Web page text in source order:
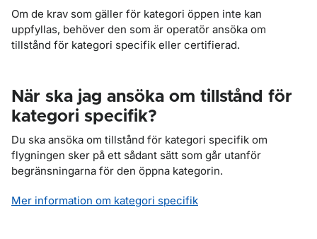
Om de krav som gäller för kategori öppen inte kan
uppfyllas, behöver den som är operatör ansöka om
tillstånd för kategori specifik eller certifierad.
När ska jag ansöka om tillstånd för
kategori specifik?
Du ska ansöka om tillstånd för kategori specifik om
flygningen sker på ett sådant sätt som går utanför
begränsningarna för den öppna kategorin.
Mer information om kategori specifik